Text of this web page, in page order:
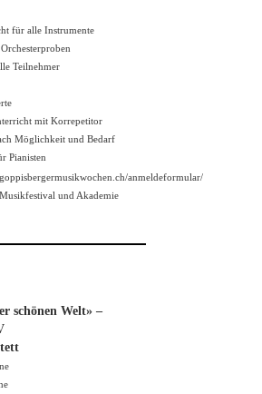
für alle Instrumente
Teilnehmer
mit Korrepetitor
Möglichkeit und Bedarf
Pianisten
anmeldeformular/
und Akademie
schönen Welt» –